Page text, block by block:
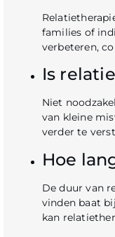
families of
verbeteren,
Is
Niet
van kleine
verder te
Hoe
De duur van
vinden baat
kan